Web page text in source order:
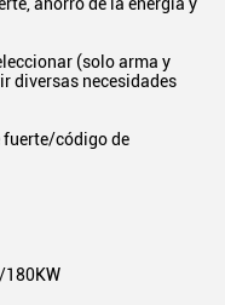
(solo arma y
diversas necesidades
fuerte/código de
180KW